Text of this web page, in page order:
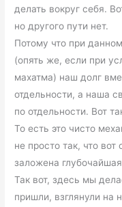
делать вокруг себя.
но другого пути нет.
Потому что при
(опять же, если при
махатма) наш долг
отдельности, а наша
по отдельности. Вот
То есть это чисто
не просто так, что
заложена
Так вот, здесь мы
пришли, взглянули на